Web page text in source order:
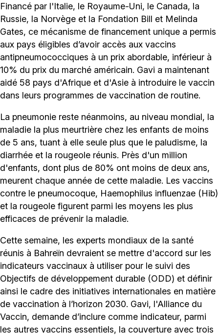
Financé par l'Italie, le Royaume-Uni, le Canada, la
Russie, la Norvège et la Fondation Bill et Melinda
Gates, ce mécanisme de financement unique a permis
aux pays éligibles d’avoir accès aux vaccins
antipneumococciques à un prix abordable, inférieur à
10% du prix du marché américain. Gavi a maintenant
aidé 58 pays d'Afrique et d'Asie à introduire le vaccin
dans leurs programmes de vaccination de routine.
La pneumonie reste néanmoins, au niveau mondial, la
maladie la plus meurtrière chez les enfants de moins
de 5 ans, tuant à elle seule plus que le paludisme, la
diarrhée et la rougeole réunis. Près d'un million
d'enfants, dont plus de 80% ont moins de deux ans,
meurent chaque année de cette maladie. Les vaccins
contre le pneumocoque, Haemophilus influenzae (Hib)
et la rougeole figurent parmi les moyens les plus
efficaces de prévenir la maladie.
Cette semaine, les experts mondiaux de la santé
réunis à Bahreïn devraient se mettre d'accord sur les
indicateurs vaccinaux à utiliser pour le suivi des
Objectifs de développement durable (ODD) et définir
ainsi le cadre des initiatives internationales en matière
de vaccination à l’horizon 2030. Gavi, l'Alliance du
Vaccin, demande d’inclure comme indicateur, parmi
les autres vaccins essentiels, la couverture avec trois